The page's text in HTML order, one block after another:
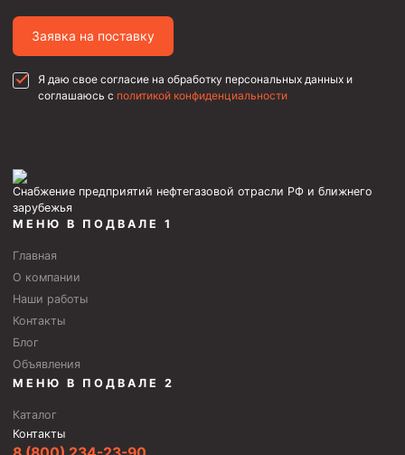
Муфта ОТТГ 168
Муфта ОТТГ 127
Фонтанная и запорная арматура
Оборудование для трубопроводов и манифольдов
Задвижки буровые
Буровые насосы
Системы верхнего привода (СВП)
Элеваторы трубные
Буровые установки
Заявка на поставку
Я даю свое согласие на обработку персональных данных и
соглашаюсь с политикой конфиденциальности
Снабжение предприятий нефтегазовой отрасли РФ и ближнего
зарубежья
МЕНЮ В ПОДВАЛЕ 1
Главная
О компании
Наши работы
Контакты
Блог
Объявления
МЕНЮ В ПОДВАЛЕ 2
Каталог
Контакты